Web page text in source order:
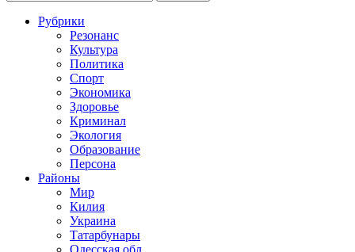
Рубрики
Резонанс
Культура
Политика
Спорт
Экономика
Здоровье
Криминал
Экология
Образование
Персона
Районы
Мир
Килия
Украина
Татарбунары
Одесская обл.